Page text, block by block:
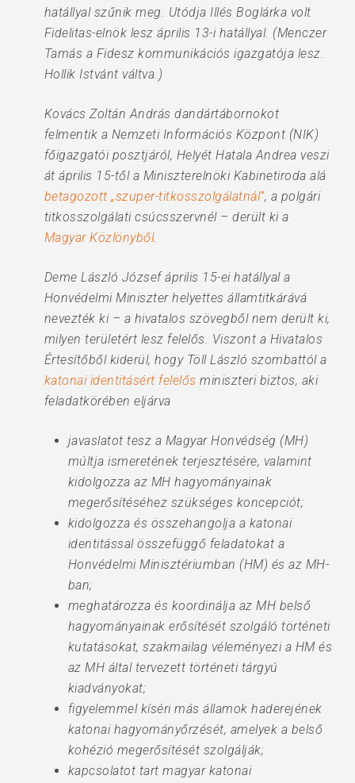
hatállyal szűnik meg. Utódja Illés Boglárka volt
Fidelitas-elnök lesz április 13-i hatállyal. (Menczer
Tamás a Fidesz kommunikációs igazgatója lesz.
Hollik Istvánt váltva.)
Kovács Zoltán András dandártábornokot
felmentik a Nemzeti Információs Központ (NIK)
főigazgatói posztjáról, Helyét Hatala Andrea veszi
át április 15-től a Miniszterelnöki Kabinetiroda alá
betagozott „szuper-titkosszolgálatnál”, a polgári
titkosszolgálati csúcsszervnél – derült ki a
Magyar Közlönyből.
Deme László József április 15-ei hatállyal a
Honvédelmi Miniszter helyettes államtitkárává
nevezték ki – a hivatalos szövegből nem derült ki,
milyen területért lesz felelős. Viszont a Hivatalos
Értesítőből kiderül, hogy Töll László szombattól a
katonai identitásért felelős miniszteri biztos, aki
feladatkörében eljárva
javaslatot tesz a Magyar Honvédség (MH)
múltja ismeretének terjesztésére, valamint
kidolgozza az MH hagyományainak
megerősítéséhez szükséges koncepciót;
kidolgozza és összehangolja a katonai
identitással összefüggő feladatokat a
Honvédelmi Minisztériumban (HM) és az MH-
ban;
meghatározza és koordinálja az MH belső
hagyományainak erősítését szolgáló történeti
kutatásokat, szakmailag véleményezi a HM és
az MH által tervezett történeti tárgyú
kiadványokat;
figyelemmel kíséri más államok haderejének
katonai hagyományőrzését, amelyek a belső
kohézió megerősítését szolgálják;
kapcsolatot tart magyar katonai